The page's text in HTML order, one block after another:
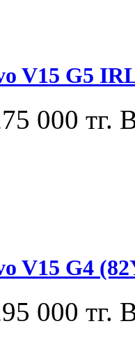
V15 G5
000 тг.
V15 G4
000 тг.